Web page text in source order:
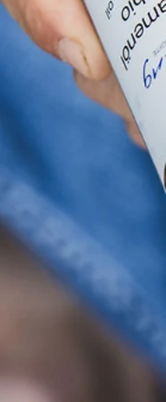
feeling -
Wir lieben